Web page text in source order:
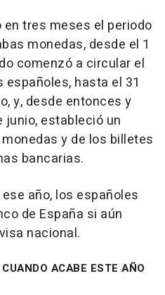
tres meses el periodo
monedas, desde el 1
comenzó a circular el
hasta el 31
y, desde entonces y
junio, estableció un
y de los billetes
bancarias.
año, los españoles
de España si aún
nacional.
ACABE ESTE AÑO